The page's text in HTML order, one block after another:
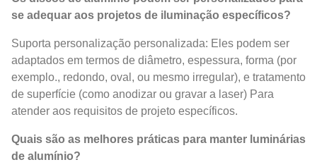
se adequar aos projetos de iluminação específicos?
Suporta personalização personalizada: Eles podem ser
adaptados em termos de diâmetro, espessura, forma (por
exemplo., redondo, oval, ou mesmo irregular), e tratamento
de superfície (como anodizar ou gravar a laser) Para
atender aos requisitos de projeto específicos.
Quais são as melhores práticas para manter luminárias
de alumínio?